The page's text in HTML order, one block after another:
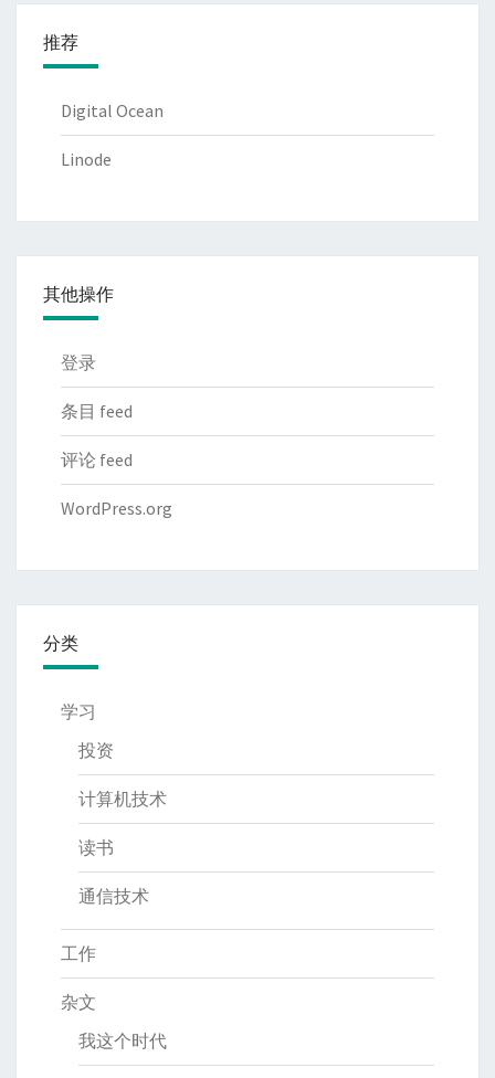
推荐
Digital Ocean
Linode
其他操作
登录
条目 feed
评论 feed
WordPress.org
分类
学习
投资
计算机技术
读书
通信技术
工作
杂文
我这个时代